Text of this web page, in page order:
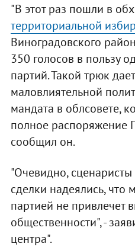
"В этот раз пошли в
территориальной
Виноградовского
350 голосов в пользу
партий. Такой трюк
маловлиятельной
мандата в облсовете,
полное распоряжение
сообщил он.
"Очевидно,
сделки надеялись, что
партией не привлечет
общественности", -
центра".